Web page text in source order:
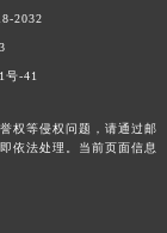
2032
号-41
权等侵权问题，请通过邮
依法处理。当前页面信息